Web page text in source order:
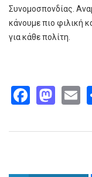
Συνομοσπονδίας.
κάνουμε πιο φιλική
για κάθε πολίτη.